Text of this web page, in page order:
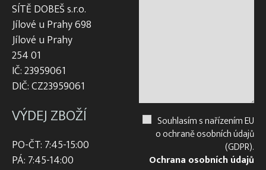
SÍTĚ DOBEŠ s.r.o.
Jílové u Prahy 698
Jílové u Prahy
254 01
IČ: 23959061
DIČ: CZ23959061
VÝDEJ ZBOŽÍ
PO-ČT: 7:45-15:00
PÁ: 7:45-14:00
Souhlasím s nařízením EU
o ochraně osobních údajů
(GDPR).
Ochrana osobních údajů